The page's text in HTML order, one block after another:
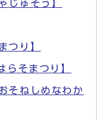
じゅそう】
つり】
らそまつり】
そねしめなわか